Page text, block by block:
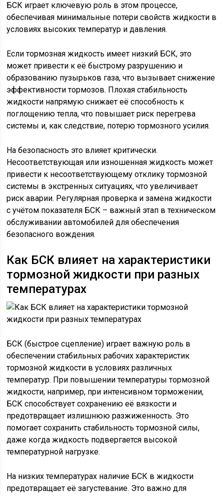
БСК играет ключевую роль в этом процессе,
обеспечивая минимальные потери свойств жидкости в
условиях высоких температур и давления.
Если тормозная жидкость имеет низкий БСК, это
может привести к её быстрому разрушению и
образованию пузырьков газа, что вызывает снижение
эффективности тормозов. Плохая стабильность
жидкости напрямую снижает её способность к
поглощению тепла, что повышает риск перегрева
системы и, как следствие, потерю тормозного усилия.
На безопасность это влияет критически.
Несоответствующая или изношенная жидкость может
привести к несоответствующему отклику тормозной
системы в экстренных ситуациях, что увеличивает
риск аварии. Регулярная проверка и замена жидкости
с учётом показателя БСК – важный этап в техническом
обслуживании автомобилей для обеспечения
безопасного вождения.
Как БСК влияет на характеристики
тормозной жидкости при разных
температурах
БСК (быстрое сцепление) играет важную роль в
обеспечении стабильных рабочих характеристик
тормозной жидкости в условиях различных
температур. При повышении температуры тормозной
жидкости, например, при интенсивном торможении,
БСК способствует сохранению её вязкости и
предотвращает излишнюю разжиженность. Это
помогает сохранить стабильность тормозной силы,
даже когда жидкость подвергается высокой
температурной нагрузке.
На низких температурах наличие БСК в жидкости
предотвращает её загустевание. Это важно для